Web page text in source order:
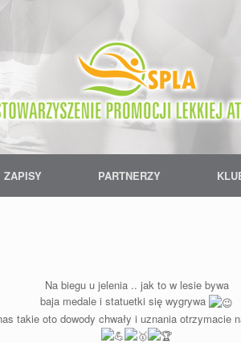
ZAPISY PARTNERZY
Na biegu u jelenia .. jak to w lesie bywa
baja medale i statuetki się wygrywa
takie oto dowody chwały i uznania otrzymacie